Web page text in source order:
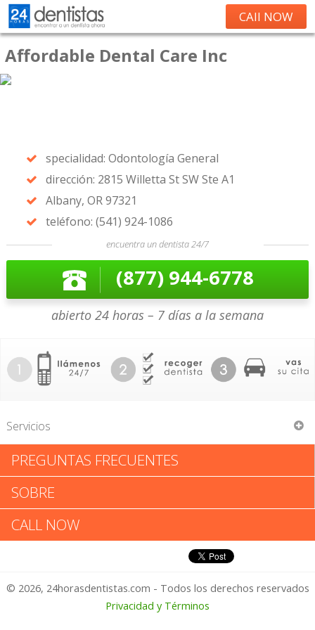
CAll NOW
Affordable Dental Care Inc
specialidad: Odontología General
dirección: 2815 Willetta St SW Ste A1
Albany, OR 97321
teléfono: (541) 924-1086
encuentra un dentista 24/7
(877) 944-6778
abierto 24 horas – 7 días a la semana
Servicios
Affordable Dental Care Inc
Affordable Dental Care Inc:
Califica tu Experiencia
1 – No Feliz
PREGUNTAS FRECUENTES
SOBRE
CALL NOW
© 2026, 24horasdentistas.com - Todos los derechos reservados
Privacidad y Términos